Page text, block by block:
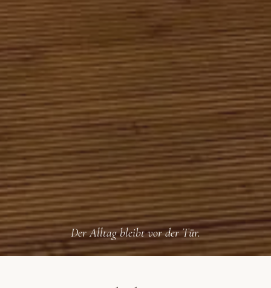
Der Alltag bleibt vor der Tür.